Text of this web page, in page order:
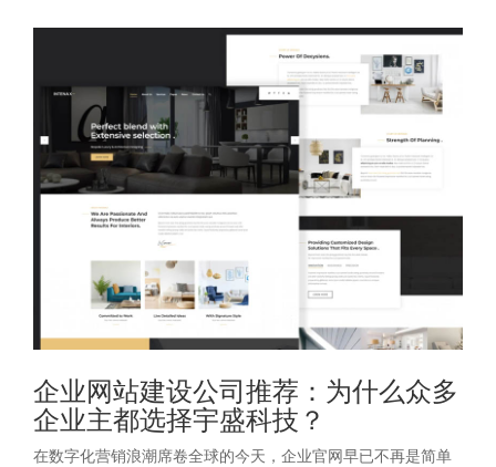
企业网站建设公司推荐：为什么众多
企业主都选择宇盛科技？
在数字化营销浪潮席卷全球的今天，企业官网早已不再是简单